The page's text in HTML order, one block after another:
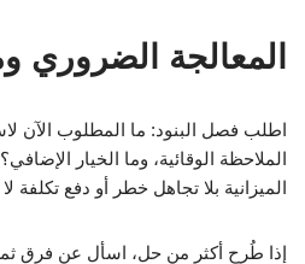
المعالجة الضروري
اطلب فصل البنود: ما المطلوب الآن
الملاحظة الوقائية، وما الخيار
الميزانية بلا تجاهل خطر أو دفع تكلفة
إذا طُرح أكثر من حل، اسأل عن فرق